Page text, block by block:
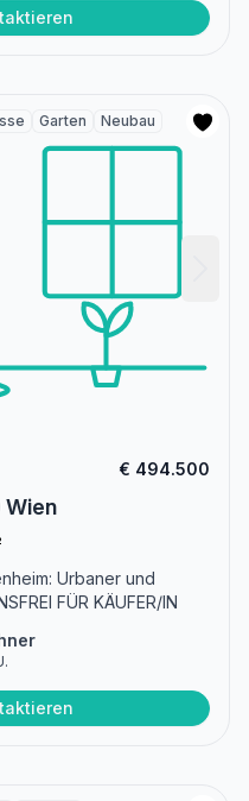
Garten Neubau
€ 494.500
Wien
Urbaner und
FÜR KÄUFER/IN